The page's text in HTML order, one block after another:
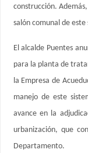
construcción.
salón comunal de este
El alcalde Puentes
para la planta de
la Empresa de
manejo de este
avance en la
urbanización, que
Departamento.